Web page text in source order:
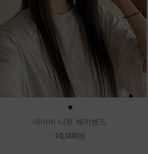
●
네이비 니트 헤어밴드
10,000원